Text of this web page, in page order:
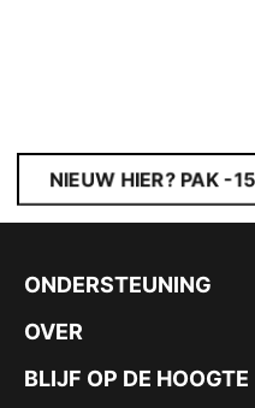
NIEUW HIER? PAK -
ONDERSTEUNING
OVER
BLIJF OP DE HOOGTE